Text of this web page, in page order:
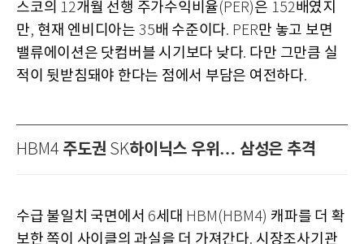
스코의 12개월 선행 주가수익비율(PER)은 152배였지
만, 현재 엔비디아는 35배 수준이다. PER만 놓고 보면
밸류에이션은 닷컴버블 시기보다 낮다. 다만 그만큼 실
적이 뒷받침돼야 한다는 점에서 부담은 여전하다.
HBM4 주도권 SK하이닉스 우위… 삼성은 추격
수급 불일치 국면에서 6세대 HBM(HBM4) 캐파를 더 확
보한 쪽이 사이클의 과실을 더 가져간다. 시장조사기관